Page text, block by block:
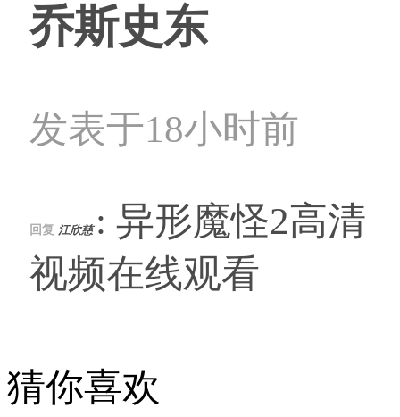
乔斯史东
发表于18小时前
回复 江欣慈 : 异形魔怪2高清
视频在线观看
猜你喜欢